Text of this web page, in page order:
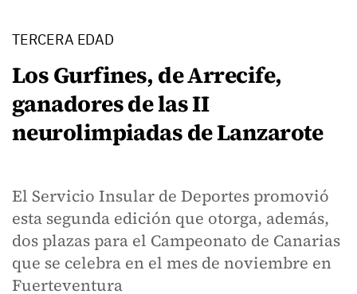
TERCERA EDAD
Los Gurfines, de Arrecife,
ganadores de las II
neurolimpiadas de Lanzarote
El Servicio Insular de Deportes promovió
esta segunda edición que otorga, además,
dos plazas para el Campeonato de Canarias
que se celebra en el mes de noviembre en
Fuerteventura